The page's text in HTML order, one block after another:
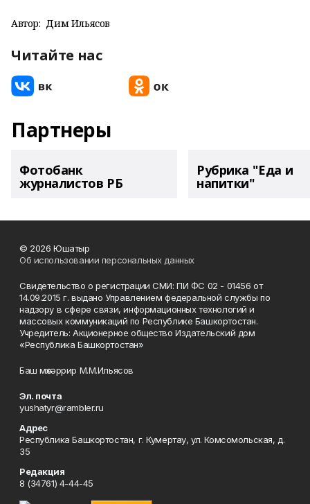
Автор: Дим Ильясов
Читайте нас
Партнеры
Фотобанк
журналистов РБ
Рубрика "Еда и
напитки"
© 2026 Юшатыр
Об использовании персональных данных
Свидетельство о регистрации СМИ: ПИ ФС 02 - 01456 от
14.09.2015 г. выдано Управлением федеральной службы по
надзору в сфере связи, информационных технологий и
массовых коммуникаций по Республике Башкортостан.
Учредитель: Акционерное общество Издательский дом
«Республика Башкортостан»
Баш мөхәррир М.М.Ильясов
Эл. почта
yushatyr@rambler.ru
Адрес
Республика Башкортостан, г. Кумертау, ул. Комсомольская, д.
35
Редакция
8 (34761) 4-44-45